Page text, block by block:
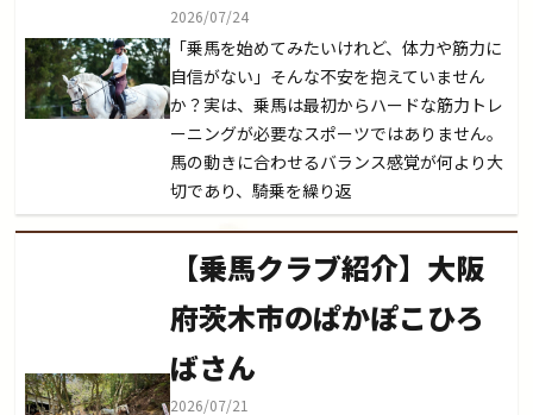
2026/07/24
「乗馬を始めてみたいけれど、体力や筋力に
自信がない」そんな不安を抱えていません
か？実は、乗馬は最初からハードな筋力トレ
ーニングが必要なスポーツではありません。
馬の動きに合わせるバランス感覚が何より大
切であり、騎乗を繰り返
【乗馬クラブ紹介】大阪
府茨木市のぱかぽこひろ
ばさん
2026/07/21